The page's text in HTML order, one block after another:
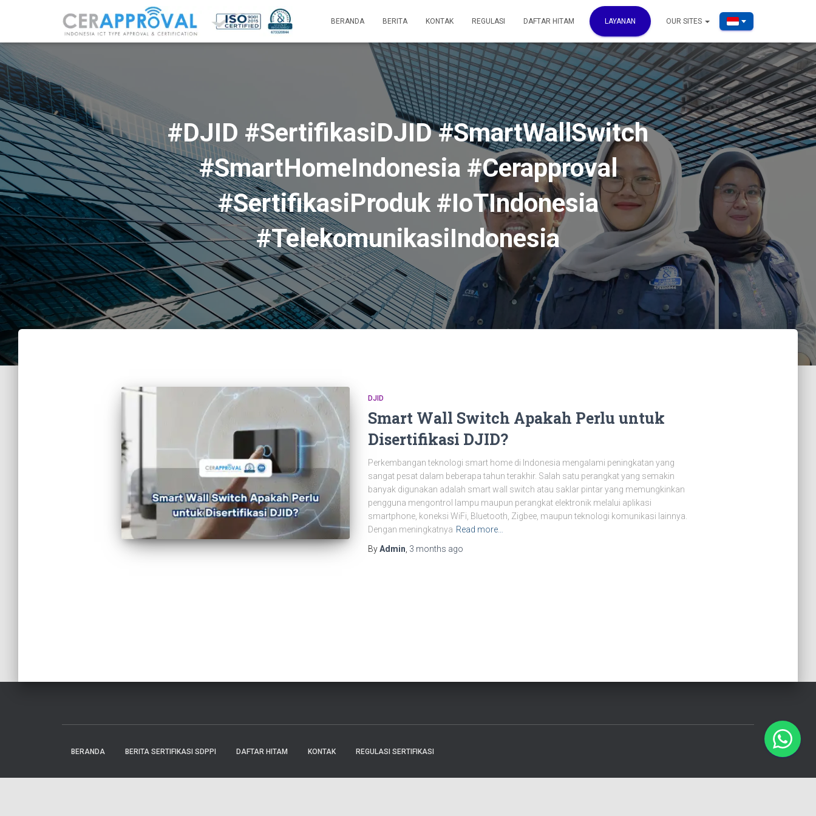
BERANDA BERITA KONTAK REGULASI DAFTAR HITAM LAYANAN OUR SITES
#DJID #SertifikasiDJID #SmartWallSwitch
#SmartHomeIndonesia #Cerapproval
#SertifikasiProduk #IoTIndonesia
#TelekomunikasiIndonesia
DJID
Smart Wall Switch Apakah Perlu untuk
Disertifikasi DJID?
Perkembangan teknologi smart home di Indonesia mengalami peningkatan yang
sangat pesat dalam beberapa tahun terakhir. Salah satu perangkat yang semakin
banyak digunakan adalah smart wall switch atau saklar pintar yang memungkinkan
pengguna mengontrol lampu maupun perangkat elektronik melalui aplikasi
smartphone, koneksi WiFi, Bluetooth, Zigbee, maupun teknologi komunikasi lainnya.
Dengan meningkatnya Read more…
ByAdmin 3 months ago
BERANDA BERITA SERTIFIKASI SDPPI DAFTAR HITAM KONTAK REGULASI SERTIFIKASI